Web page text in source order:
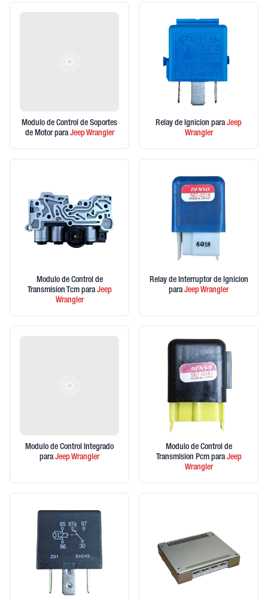
Modulo de Control de Soportes
de Motor paraJeepWrangler
Relay de Ignicion paraJeep
Wrangler
Modulo de Control de
Transmision Tcm paraJeep
Wrangler
Relay de Interruptor de Ignicion
paraJeepWrangler
Modulo de Control Integrado
paraJeepWrangler
Modulo de Control de
Transmision Pcm paraJeep
Wrangler